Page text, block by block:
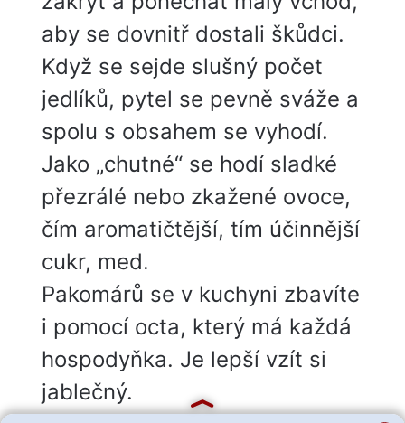
aby se dovnitř dostali škůdci.
Když se sejde slušný počet
jedlíků, pytel se pevně sváže a
spolu s obsahem se vyhodí.
Jako „chutné“ se hodí sladké
přezrálé nebo zkažené ovoce,
čím aromatičtější, tím účinnější
cukr, med.
Pakomárů se v kuchyni zbavíte
i pomocí octa, který má každá
hospodyňka. Je lepší vzít si
jablečný.